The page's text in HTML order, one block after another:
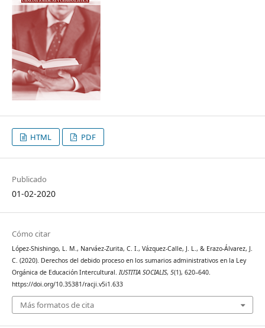
HTML PDF
Publicado
01-02-2020
Cómo citar
López-Shishingo, L. M., Narváez-Zurita, C. I., Vázquez-Calle, J. L., & Erazo-Álvarez, J.
C. (2020). Derechos del debido proceso en los sumarios administrativos en la Ley
Orgánica de Educación Intercultural. IUSTITIA SOCIALIS, 5(1), 620–640.
https://doi.org/10.35381/racji.v5i1.633
Más formatos de cita